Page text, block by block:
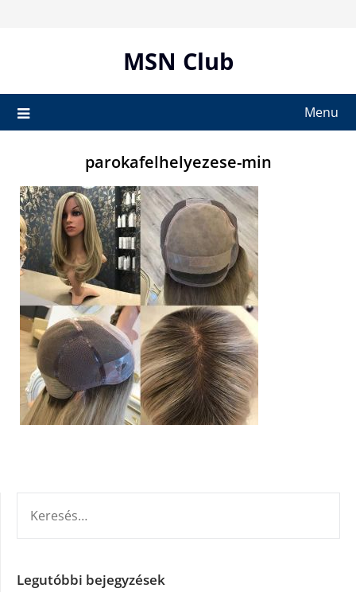
MSN Club
Menu
parokafelhelyezese-min
Legutóbbi bejegyzések